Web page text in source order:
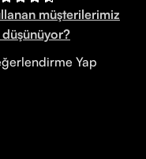
getirir. Amacımız,
onu ihtiyacı
şehir hayatının,
yıpranmaya karşı
Bu
doğru içerik"
nefes alan ve
müşterilerimiz
düşünüyor?
Yap